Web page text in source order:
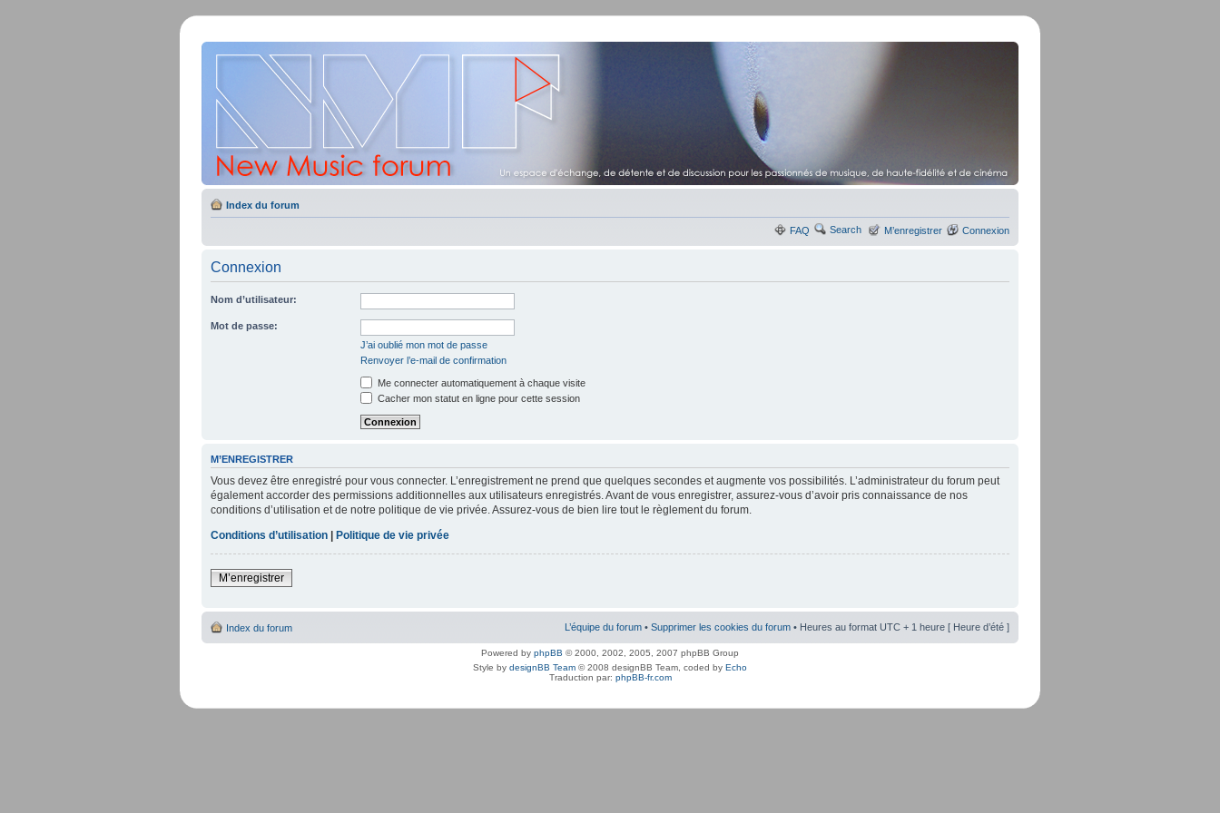
Index du forum
FAQ Search M’enregistrer Connexion
Connexion
Nom d’utilisateur:
Mot de passe:
J’ai oublié mon mot de passe
Renvoyer l’e-mail de confirmation
Me connecter automatiquement à chaque visite
Cacher mon statut en ligne pour cette session
M’ENREGISTRER
Vous devez être enregistré pour vous connecter. L’enregistrement ne prend que quelques secondes et augmente vos possibilités. L’administrateur du forum peut
également accorder des permissions additionnelles aux utilisateurs enregistrés. Avant de vous enregistrer, assurez-vous d’avoir pris connaissance de nos
conditions d’utilisation et de notre politique de vie privée. Assurez-vous de bien lire tout le règlement du forum.
Conditions d’utilisation | Politique de vie privée
M’enregistrer
Index du forum L’équipe du forum • Supprimer les cookies du forum • Heures au format UTC + 1 heure [ Heure d’été ]
Powered by phpBB © 2000, 2002, 2005, 2007 phpBB Group
Style by designBB Team © 2008 designBB Team, coded by Echo
Traduction par: phpBB-fr.com